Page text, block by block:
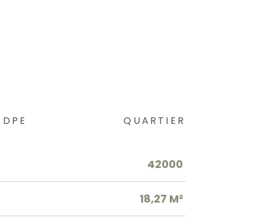
DPE QUARTIER
42000
18,27 M²